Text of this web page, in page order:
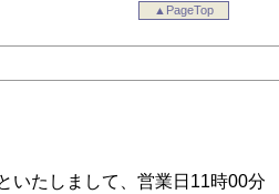
▲PageTop
いたしまして、営業日11時00分